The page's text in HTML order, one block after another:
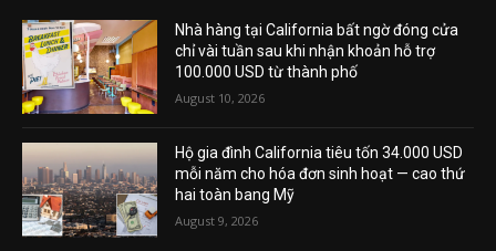
Nhà hàng tại California bất ngờ đóng cửa
chỉ vài tuần sau khi nhận khoản hỗ trợ
100.000 USD từ thành phố
August 10, 2026
Hộ gia đình California tiêu tốn 34.000 USD
mỗi năm cho hóa đơn sinh hoạt — cao thứ
hai toàn bang Mỹ
August 9, 2026